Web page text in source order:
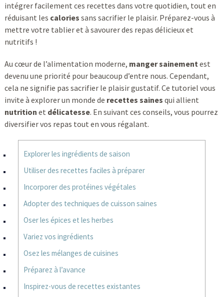
intégrer facilement ces recettes dans votre quotidien, tout en
réduisant les calories sans sacrifier le plaisir. Préparez-vous à
mettre votre tablier et à savourer des repas délicieux et
nutritifs !
Au cœur de l’alimentation moderne, manger sainementest
devenu une priorité pour beaucoup d’entre nous. Cependant,
cela ne signifie pas sacrifier le plaisir gustatif. Ce tutoriel vous
invite à explorer un monde de recettes saines qui allient
nutrition et délicatesse. En suivant ces conseils, vous pourrez
diversifier vos repas tout en vous régalant.
Explorer les ingrédients de saison
Utiliser des recettes faciles à préparer
Incorporer des protéines végétales
Adopter des techniques de cuisson saines
Oser les épices et les herbes
Variez vos ingrédients
Osez les mélanges de cuisines
Préparez à l’avance
Inspirez-vous de recettes existantes